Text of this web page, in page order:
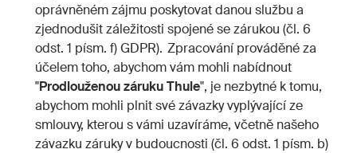
oprávněném zájmu poskytovat danou službu a
zjednodušit záležitosti spojené se zárukou (čl. 6
odst. 1 písm. f) GDPR). Zpracování prováděné za
účelem toho, abychom vám mohli nabídnout
"Prodlouženou záruku Thule", je nezbytné k tomu,
abychom mohli plnit své závazky vyplývající ze
smlouvy, kterou s vámi uzavíráme, včetně našeho
závazku záruky v budoucnosti (čl. 6 odst. 1 písm. b)